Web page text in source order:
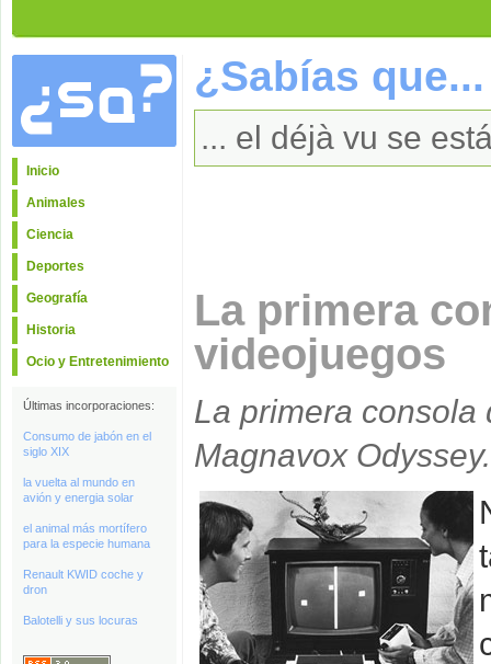
Inicio
Animales
Ciencia
Deportes
Geografía
Historia
Ocio y Entretenimiento
Últimas incorporaciones:
Consumo de jabón en el
siglo XIX
la vuelta al mundo en
avión y energia solar
el animal más mortífero
para la especie humana
Renault KWID coche y
dron
Balotelli y sus locuras
¿Sabías que...
... el déjà vu se
La primera
videojuegos
La primera consola
Magnavox Odyssey.